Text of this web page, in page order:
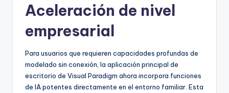
Aceleración de nivel
empresarial
Para usuarios que requieren capacidades profundas de
modelado sin conexión, la aplicación principal de
escritorio de Visual Paradigm ahora incorpora funciones
de IA potentes directamente en el entorno familiar. Esta